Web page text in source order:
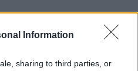
Information
sharing to third parties, or
parlamentare ar avea